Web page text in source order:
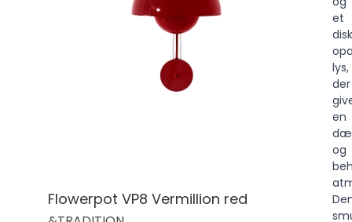
Flowerpot VP8 Vermillion red
et
lys,
der
en
og